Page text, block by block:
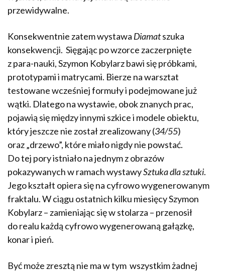
przewidywalne.
Konsekwentnie zatem wystawa Diamatszuka
konsekwencji. Sięgając po wzorce zaczerpnięte
z para-nauki, Szymon Kobylarz bawi się próbkami,
prototypami i matrycami. Bierze na warsztat
testowane wcześniej formuły i podejmowane już
wątki. Dlatego na wystawie, obok znanych prac,
pojawią się między innymi szkice i modele obiektu,
który jeszcze nie został zrealizowany (34/55)
oraz „drzewo”, które miało nigdy nie powstać.
Do tej pory istniało na jednym z obrazów
pokazywanych w ramach wystawySztuka dla sztuki.
Jego kształt opiera się na cyfrowo wygenerowanym
fraktalu. W ciągu ostatnich kilku miesięcy Szymon
Kobylarz – zamieniając się w stolarza – przenosił
do realu każdą cyfrowo wygenerowaną gałązkę,
konar i pień.
Być może zresztą nie ma w tym wszystkim żadnej